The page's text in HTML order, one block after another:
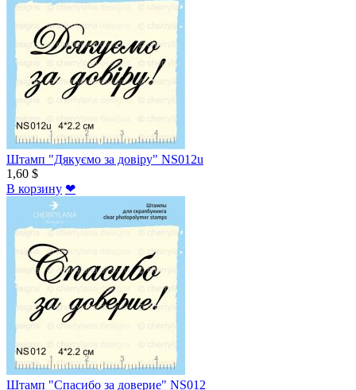
Штамп "Дякуємо за довіру" NS012u
1,60 $
В корзину ❤
Штамп "Спасибо за доверие" NS012